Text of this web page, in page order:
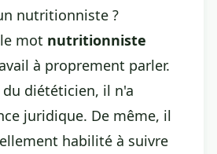
nutritionniste ?
mot nutritionniste
à proprement parler.
diététicien, il n'a
juridique. De même, il
habilité à suivre